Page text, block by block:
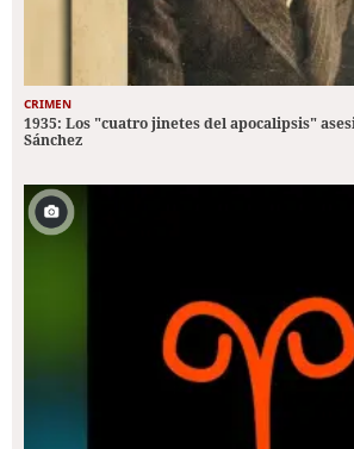
CRIMEN
1935: Los "cuatro jinetes del apocalipsis"
Sánchez